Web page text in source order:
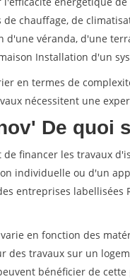
de chauffage, de
d'une véranda, d'une
Installation d'un
en termes de
nécessitent une
De quoi
de financer les travaux
individuelle ou d'un
entreprises labellisées
en fonction des
des travaux sur un
bénéficier de